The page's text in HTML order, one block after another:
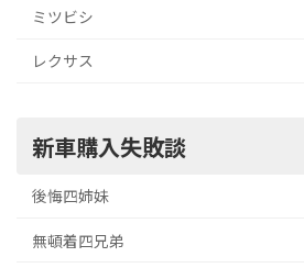
ミツビシ
レクサス
新車購入失敗談
後悔四姉妹
無頓着四兄弟